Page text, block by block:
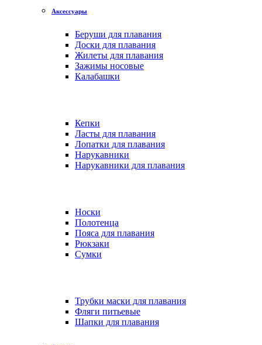
Аксессуары
Беруши для плавания
Доски для плавания
Жилеты для плавания
Зажимы носовые
Калабашки
Кепки
Ласты для плавания
Лопатки для плавания
Нарукавники
Нарукавники для плавания
Носки
Полотенца
Пояса для плавания
Рюкзаки
Сумки
Трубки маски для плавания
Фляги питьевые
Шапки для плавания